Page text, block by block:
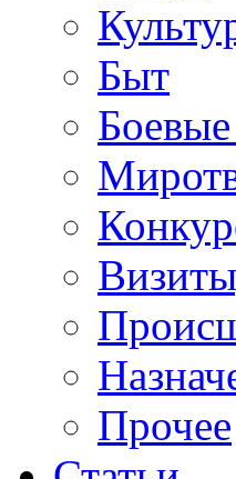
Быт
Прочее